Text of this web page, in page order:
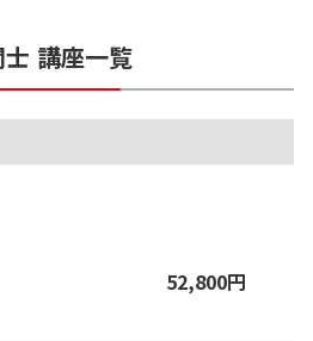
講座一覧
52,800円